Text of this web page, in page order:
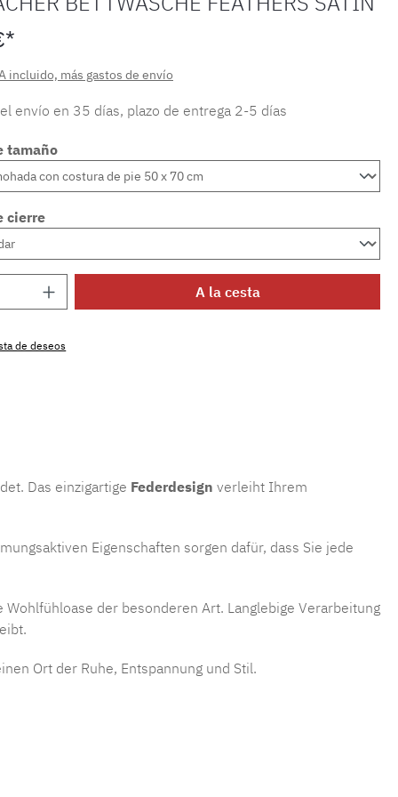
incluido, más gastos de envío
envío en 35 días, plazo de entrega 2-5 días
tamaño
cierre
del producto: introduce la cantidad
A la cesta
de deseos
Das einzigartige Federdesign verleiht Ihrem
Eigenschaften sorgen dafür, dass Sie jede
der besonderen Art. Langlebige Verarbeitung
Ort der Ruhe, Entspannung und Stil.